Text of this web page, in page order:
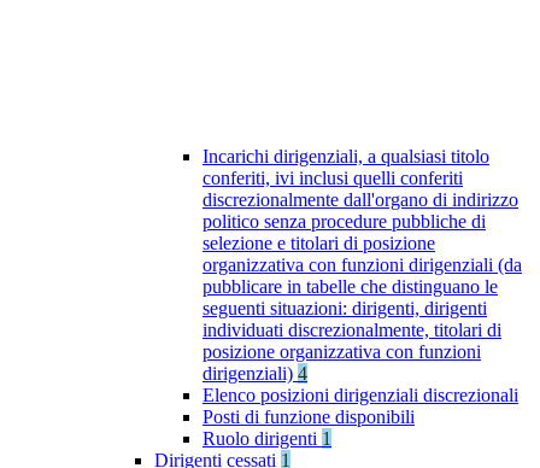
Incarichi dirigenziali, a qualsiasi titolo
conferiti, ivi inclusi quelli conferiti
discrezionalmente dall'organo di indirizzo
politico senza procedure pubbliche di
selezione e titolari di posizione
organizzativa con funzioni dirigenziali (da
pubblicare in tabelle che distinguano le
seguenti situazioni: dirigenti, dirigenti
individuati discrezionalmente, titolari di
posizione organizzativa con funzioni
dirigenziali) 4
Elenco posizioni dirigenziali discrezionali
Posti di funzione disponibili
Ruolo dirigenti 1
Dirigenti cessati 1